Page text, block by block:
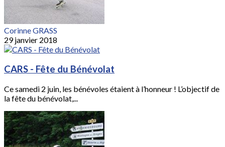
Corinne GRASS
29 janvier 2018
CARS - Fête du Bénévolat
Ce samedi 2 juin, les bénévoles étaient à l’honneur ! L’objectif de
la fête du bénévolat,...